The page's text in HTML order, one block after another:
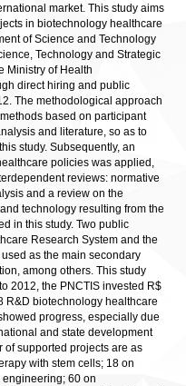
market. This study aims
in biotechnology healthcare
of Science and Technology
Technology and Strategic
Ministry of Health
direct hiring and public
The methodological approach
based on participant
and literature, so as to
study. Subsequently, an
policies was applied,
reviews: normative
and a review on the
technology resulting from the
in this study. Two public
Research System and the
as the main secondary
among others. This study
2012, the PNCTIS invested R$
R&D biotechnology healthcare
progress, especially due
and state development
of supported projects are as
with stem cells; 18 on
60 on